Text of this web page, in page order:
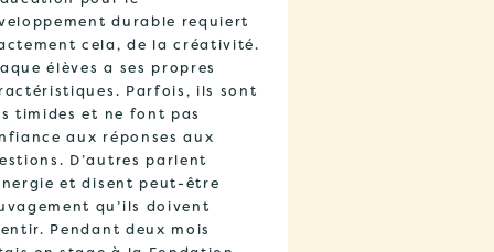
durable requiert
cela, de la créativité.
élèves a ses propres
Parfois, ils sont
timides et ne font pas
aux réponses aux
D’autres parlent
et disent peut-être
qu’ils doivent
Pendant deux mois